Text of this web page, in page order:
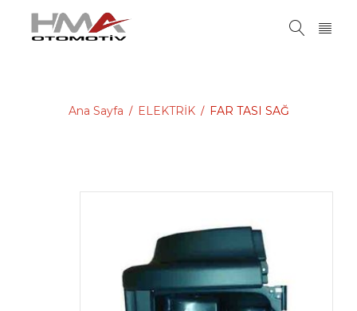
Ana Sayfa / ELEKTRİK / FAR TASI SAĞ